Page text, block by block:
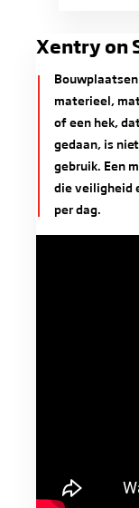
Xentry on
materieel,
of een hek,
gedaan, is
gebruik. Een
die veiligheid
per dag.